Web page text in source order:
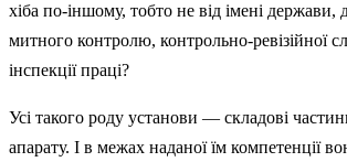
хіба по-іншому, тобто не від імені держави,
митного контролю, контрольно-ревізійної
інспекції праці?
Усі такого роду установи — складові
апарату. І в межах наданої їм компетенції